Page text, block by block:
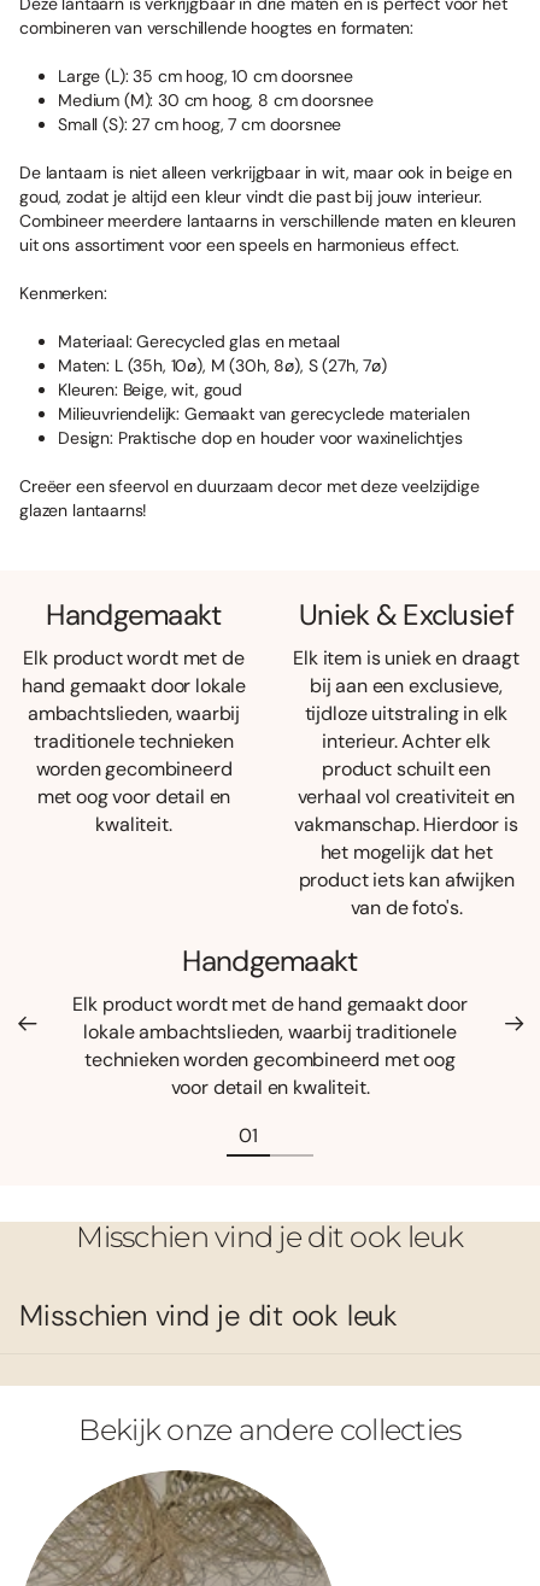
combineren van verschillende hoogtes en formaten:
Large (L): 35 cm hoog, 10 cm doorsnee
Medium (M): 30 cm hoog, 8 cm doorsnee
Small (S): 27 cm hoog, 7 cm doorsnee
De lantaarn is niet alleen verkrijgbaar in wit, maar ook in beige en
goud, zodat je altijd een kleur vindt die past bij jouw interieur.
Combineer meerdere lantaarns in verschillende maten en kleuren
uit ons assortiment voor een speels en harmonieus effect.
Kenmerken:
Materiaal: Gerecycled glas en metaal
Maten: L (35h, 10ø), M (30h, 8ø), S (27h, 7ø)
Kleuren: Beige, wit, goud
Milieuvriendelijk: Gemaakt van gerecyclede materialen
Design: Praktische dop en houder voor waxinelichtjes
Creëer een sfeervol en duurzaam decor met deze veelzijdige
glazen lantaarns!
Handgemaakt
Elk product wordt met de
hand gemaakt door lokale
ambachtslieden, waarbij
traditionele technieken
worden gecombineerd
met oog voor detail en
kwaliteit.
Uniek & Exclusief
Elk item is uniek en draagt
bij aan een exclusieve,
tijdloze uitstraling in elk
interieur. Achter elk
product schuilt een
verhaal vol creativiteit en
vakmanschap. Hierdoor is
het mogelijk dat het
product iets kan afwijken
van de foto's.
Handgemaakt
Elk product wordt met de hand gemaakt door
lokale ambachtslieden, waarbij traditionele
technieken worden gecombineerd met oog
voor detail en kwaliteit.
Misschien vind je dit ook leuk
Misschien vind je dit ook leuk
Bekijk onze andere collecties